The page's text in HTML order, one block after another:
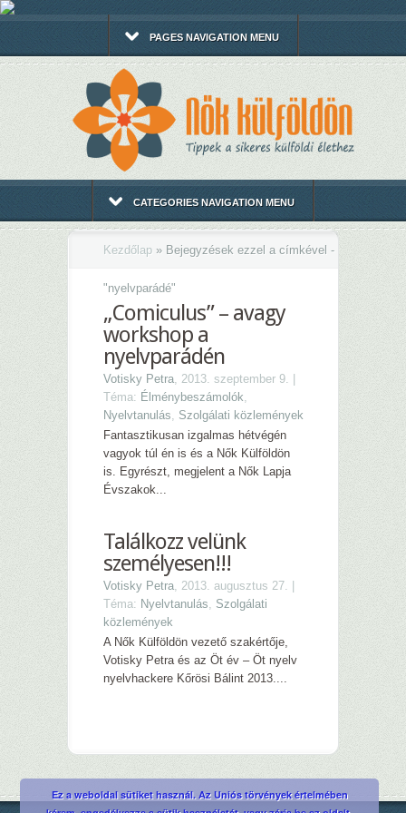
PAGES NAVIGATION MENU
CATEGORIES NAVIGATION MENU
Kezdőlap » Bejegyzések ezzel a címkével -
"nyelvparádé"
„Comiculus” – avagy
workshop a
nyelvparádén
Votisky Petra, 2013. szeptember 9. |
Téma: Élménybeszámolók,
Nyelvtanulás, Szolgálati közlemények
Fantasztikusan izgalmas hétvégén
vagyok túl én is és a Nők Külföldön
is. Egyrészt, megjelent a Nők Lapja
Évszakok...
Találkozz velünk
személyesen!!!
Votisky Petra, 2013. augusztus 27. |
Téma: Nyelvtanulás, Szolgálati
közlemények
A Nők Külföldön vezető szakértője,
Votisky Petra és az Öt év – Öt nyelv
nyelvhackere Kőrösi Bálint 2013....
Ez a weboldal sütiket használ. Az Uniós törvények értelmében